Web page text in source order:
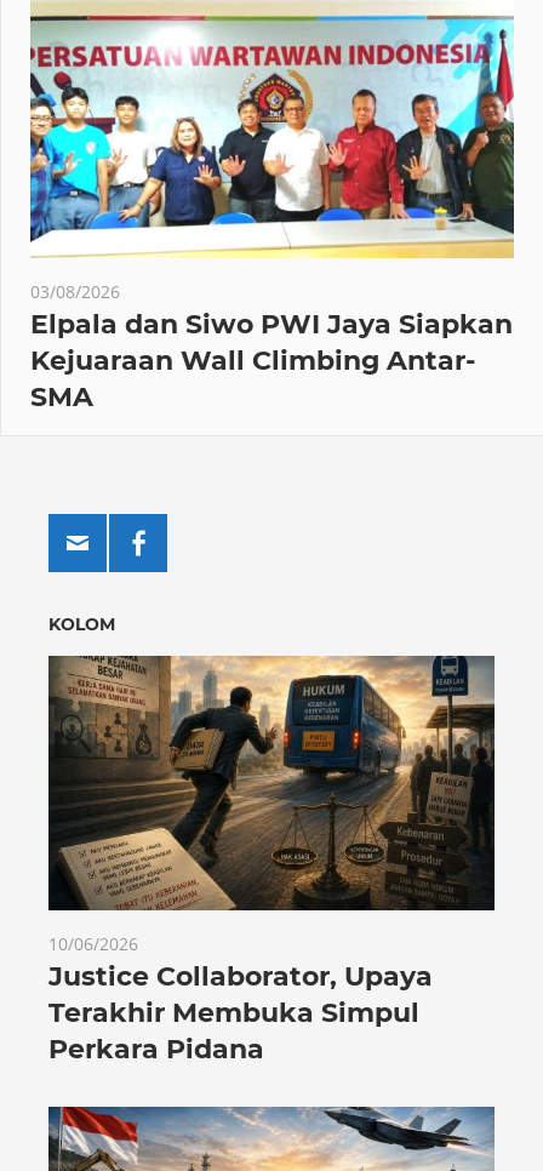
03/08/2026
Elpala dan Siwo PWI Jaya Siapkan
Kejuaraan Wall Climbing Antar-
SMA
KOLOM
10/06/2026
Justice Collaborator, Upaya
Terakhir Membuka Simpul
Perkara Pidana